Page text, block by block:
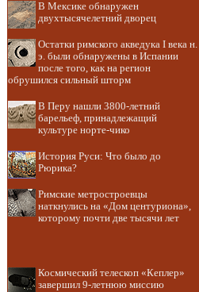
В Мексике обнаружен
двухтысячелетний дворец
Остатки римского акведука I века н.
э. были обнаружены в Испании
после того, как на регион
обрушился сильный шторм
В Перу нашли 3800-летний
барельеф, принадлежащий
культуре норте-чико
История Руси: Что было до
Рюрика?
Римские метростроевцы
наткнулись на «Дом центуриона»,
которому почти две тысячи лет
Космический телескоп «Кеплер»
завершил 9-летнюю миссию